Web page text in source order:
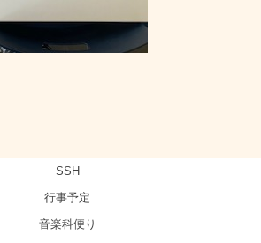
SSH
行事予定
音楽科便り